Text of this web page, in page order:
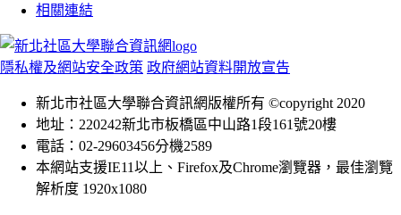
相關連結
隱私權及網站安全政策 政府網站資料開放宣告
新北市社區大學聯合資訊網版權所有 ©copyright 2020
地址：220242新北市板橋區中山路1段161號20樓
電話：02-29603456分機2589
本網站支援IE11以上、Firefox及Chrome瀏覽器，最佳瀏覽
解析度 1920x1080